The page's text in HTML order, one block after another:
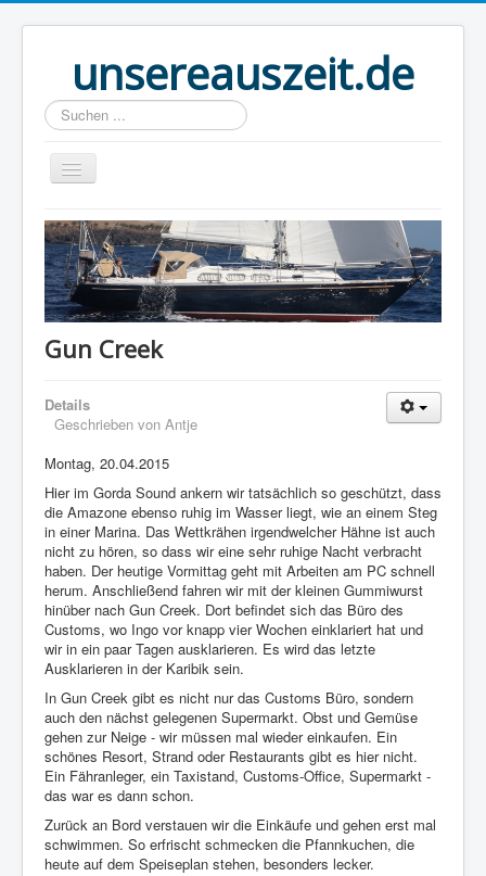
unsereauszeit.de
Suchen
...
Start
(B)logbuch
Welt Ahoi
Über uns
Impressum
Datenschutz
Gun Creek
Details
Geschrieben von Antje
Montag, 20.04.2015
Hier im Gorda Sound ankern wir tatsächlich so geschützt, dass
die Amazone ebenso ruhig im Wasser liegt, wie an einem Steg
in einer Marina. Das Wettkrähen irgendwelcher Hähne ist auch
nicht zu hören, so dass wir eine sehr ruhige Nacht verbracht
haben. Der heutige Vormittag geht mit Arbeiten am PC schnell
herum. Anschließend fahren wir mit der kleinen Gummiwurst
hinüber nach Gun Creek. Dort befindet sich das Büro des
Customs, wo Ingo vor knapp vier Wochen einklariert hat und
wir in ein paar Tagen ausklarieren. Es wird das letzte
Ausklarieren in der Karibik sein.
In Gun Creek gibt es nicht nur das Customs Büro, sondern
auch den nächst gelegenen Supermarkt. Obst und Gemüse
gehen zur Neige - wir müssen mal wieder einkaufen. Ein
schönes Resort, Strand oder Restaurants gibt es hier nicht.
Ein Fähranleger, ein Taxistand, Customs-Office, Supermarkt -
das war es dann schon.
Zurück an Bord verstauen wir die Einkäufe und gehen erst mal
schwimmen. So erfrischt schmecken die Pfannkuchen, die
heute auf dem Speiseplan stehen, besonders lecker.